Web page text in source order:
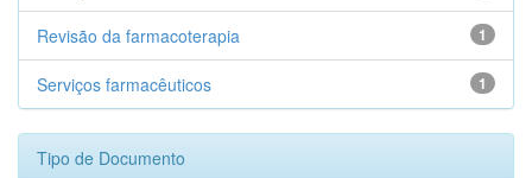
1
Revisão da farmacoterapia
1
Serviços farmacêuticos
Tipo de Documento